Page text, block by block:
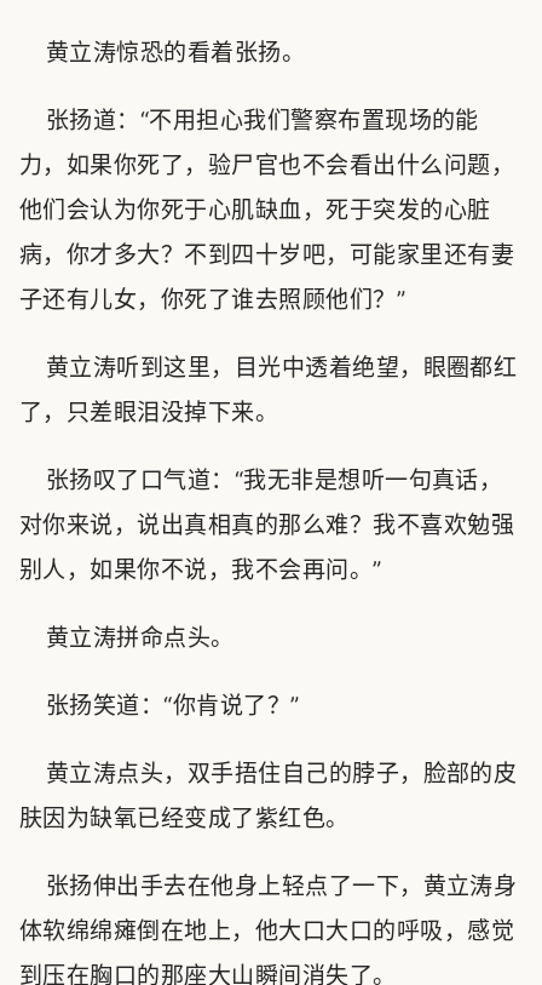
黄立涛惊恐的看着张扬。
张扬道：“不用担心我们警察布置现场的能
力，如果你死了，验尸官也不会看出什么问题，
他们会认为你死于心肌缺血，死于突发的心脏
病，你才多大？不到四十岁吧，可能家里还有妻
子还有儿女，你死了谁去照顾他们？”
黄立涛听到这里，目光中透着绝望，眼圈都红
了，只差眼泪没掉下来。
张扬叹了口气道：“我无非是想听一句真话，
对你来说，说出真相真的那么难？我不喜欢勉强
别人，如果你不说，我不会再问。”
黄立涛拼命点头。
张扬笑道：“你肯说了？”
黄立涛点头，双手捂住自己的脖子，脸部的皮
肤因为缺氧已经变成了紫红色。
张扬伸出手去在他身上轻点了一下，黄立涛身
体软绵绵瘫倒在地上，他大口大口的呼吸，感觉
到压在胸口的那座大山瞬间消失了。